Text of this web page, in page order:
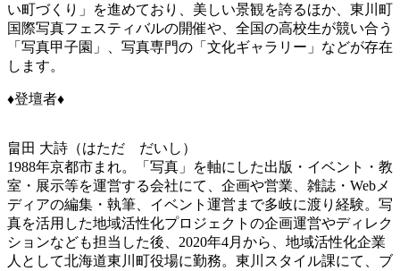
い町づくり」を進めており、美しい景観を誇るほか、東川町
国際写真フェスティバルの開催や、全国の高校生が競い合う
「写真甲子園」、写真専門の「文化ギャラリー」などが存在
します。
♦登壇者♦
畠田 大詩（はただ だいし）
1988年京都市まれ。「写真」を軸にした出版・イベント・教
室・展示等を運営する会社にて、企画や営業、雑誌・Webメ
ディアの編集・執筆、イベント運営まで多岐に渡り経験。写
真を活用した地域活性化プロジェクトの企画運営やディレク
ションなども担当した後、2020年4月から、地域活性化企業
人として北海道東川町役場に勤務。東川スタイル課にて、ブ